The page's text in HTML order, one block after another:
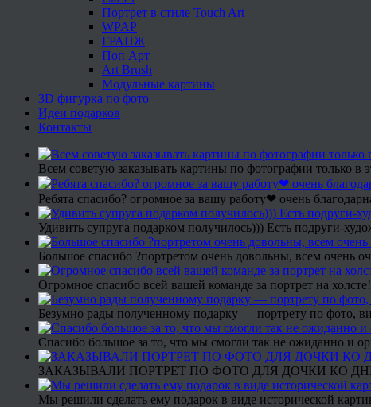
Портрет в стиле Touch Art
WPAP
ГРАНЖ
Поп Арт
Art Brush
Модульные картины
3D фигурка по фото
Идеи подарков
Контакты
Всем советую заказывать картины по фотографии только в
Ребята спасибо? огромное за вашу работу❤ очень
Удивить супруга подарком получилось))) Есть подруги-
Большое спасибо ?портретом очень довольны, всем очень
Огромное спасибо всей вашей команде за портрет на холсте!
Безумно рады полученному подарку — портрету по фото,
Спасибо большое за то, что мы смогли так не ожиданно и
ЗАКАЗЫВАЛИ ПОРТРЕТ ПО ФОТО ДЛЯ ДОЧКИ КО
Мы решили сделать ему подарок в виде исторической